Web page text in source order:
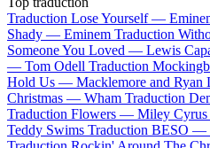
Traduction Lose Yourself —
Shady — Eminem Traduction
Someone You Loved — Lewis
— Tom Odell Traduction
Hold Us — Macklemore and Ryan
Christmas — Wham Traduction
Traduction Flowers — Miley Cyrus
Teddy Swims Traduction BESO —